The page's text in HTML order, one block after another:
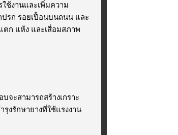
ช้งานและเพิ่มความ
ปรก รอยเปื้อนบนถนน และ
ตก แห้ง และเสื่อมสภาพ
ะสามารถสร้างเกราะ
งรักษายางที่ใช้แรงงาน